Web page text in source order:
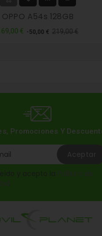
OPPO A54s 128GB
€ Precio
-50,00 € 219,00 €Precio
Promociones Y